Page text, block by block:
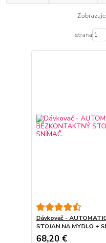
strana
Dávkovač -
STOJAN NA MYDLO +
68,20 €